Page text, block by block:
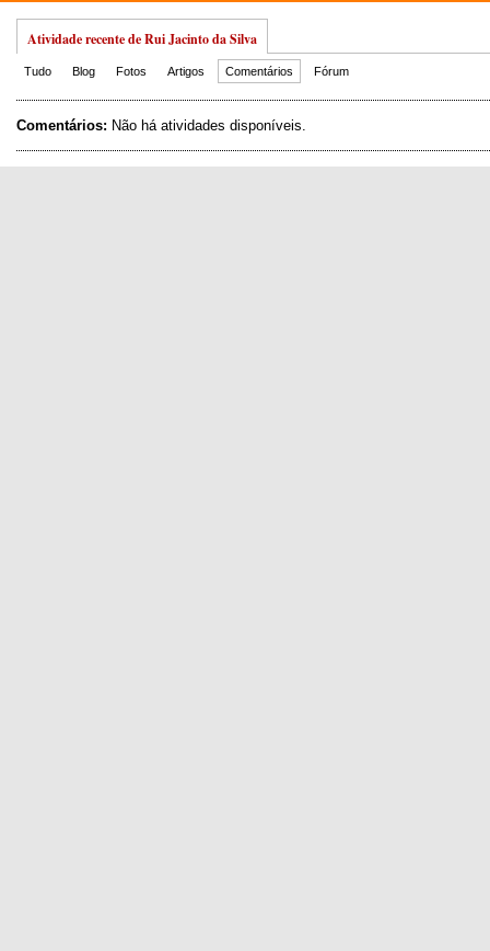
Atividade recente de Rui Jacinto da Silva
Tudo Blog Fotos Artigos Comentários Fórum
Comentários: Não há atividades disponíveis.